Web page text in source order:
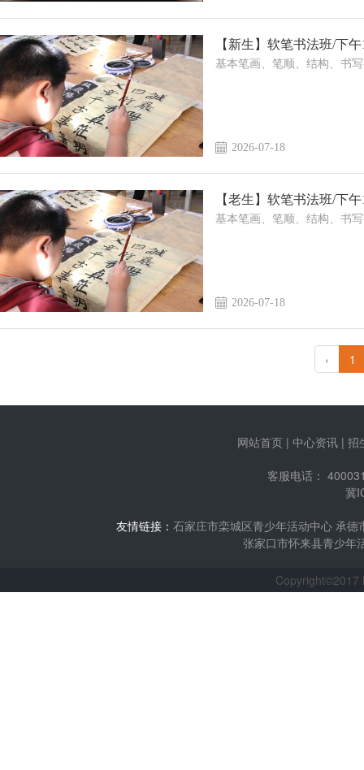
【新生】软笔书法班/下
基本笔画、笔顺、结构、书
2026-07-18
【老生】软笔书法班/下
基本笔画、笔顺、结构、书
2026-07-18
‹ 1
网站首页 | 中心资讯 | 招
客服电话：
冀
友情链接： 石家庄市栾城区青少年活动中心 承德
张家口市怀来县青少年
Copyright©2017